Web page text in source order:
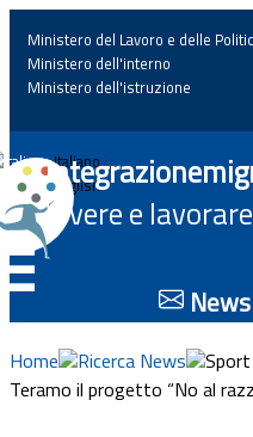
Home
News
Eventi
Ministero del Lavoro e delle
Ministero dell'interno
Ministero dell'istruzione
Italiano
English
Vivere e
Home Ricerca News
Teramo il progetto “No al